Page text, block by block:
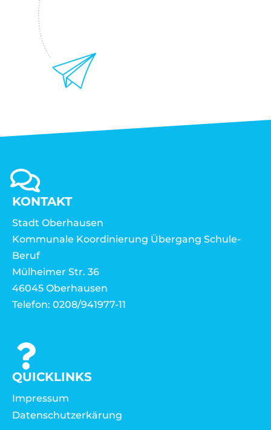
KONTAKT
Stadt Oberhausen
Kommunale Koordinierung Übergang Schule-
Beruf
Mülheimer Str. 36
46045 Oberhausen
Telefon: 0208/941977-11
QUICKLINKS
Impressum
Datenschutzerkärung